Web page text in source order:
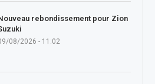
rebondissement pour Zion
08/2026 - 11:02